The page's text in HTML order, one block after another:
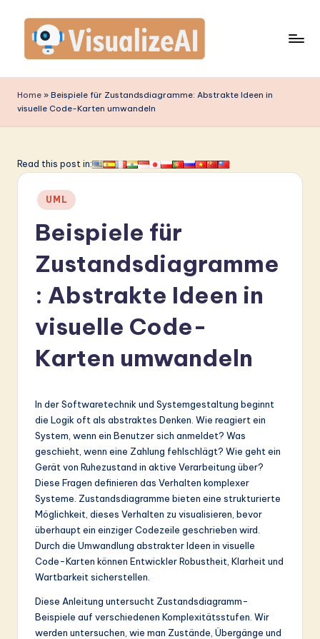
content
is
u
li
A
m
L
A
Home » Beispiele für Zustandsdiagramme: Abstrakte Ideen in
visuelle Code-Karten umwandeln
Read this post in:
Posted
in
UML
Beispiele für
Zustandsdiagramme
: Abstrakte Ideen in
visuelle Code-
Karten umwandeln
In der Softwaretechnik und Systemgestaltung beginnt
die Logik oft als abstraktes Denken. Wie reagiert ein
System, wenn ein Benutzer sich anmeldet? Was
geschieht, wenn eine Zahlung fehlschlägt? Wie geht ein
Gerät von Ruhezustand in aktive Verarbeitung über?
Diese Fragen definieren das Verhalten komplexer
Systeme. Zustandsdiagramme bieten eine strukturierte
Möglichkeit, dieses Verhalten zu visualisieren, bevor
überhaupt ein einziger Codezeile geschrieben wird.
Durch die Umwandlung abstrakter Ideen in visuelle
Code-Karten können Entwickler Robustheit, Klarheit und
Wartbarkeit sicherstellen.
Diese Anleitung untersucht Zustandsdiagramm-
Beispiele auf verschiedenen Komplexitätsstufen. Wir
werden untersuchen, wie man Zustände, Übergänge und